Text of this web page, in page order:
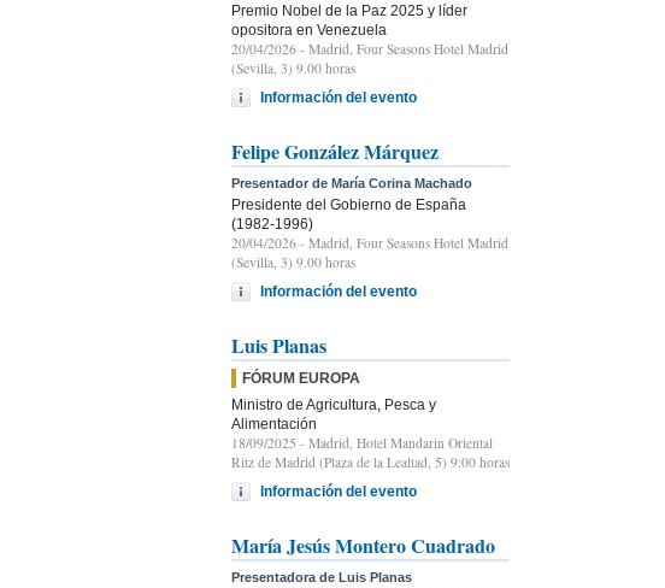
Premio Nobel de la Paz 2025 y líder
opositora en Venezuela
20/04/2026 - Madrid, Four Seasons Hotel Madrid
(Sevilla, 3) 9.00 horas
Información del evento
Felipe González Márquez
Presentador de María Corina Machado
Presidente del Gobierno de España
(1982-1996)
20/04/2026 - Madrid, Four Seasons Hotel Madrid
(Sevilla, 3) 9.00 horas
Información del evento
Luis Planas
FÓRUM EUROPA
Ministro de Agricultura, Pesca y
Alimentación
18/09/2025 - Madrid, Hotel Mandarin Oriental
Ritz de Madrid (Plaza de la Lealtad, 5) 9:00 horas
Información del evento
María Jesús Montero Cuadrado
Presentadora de Luis Planas